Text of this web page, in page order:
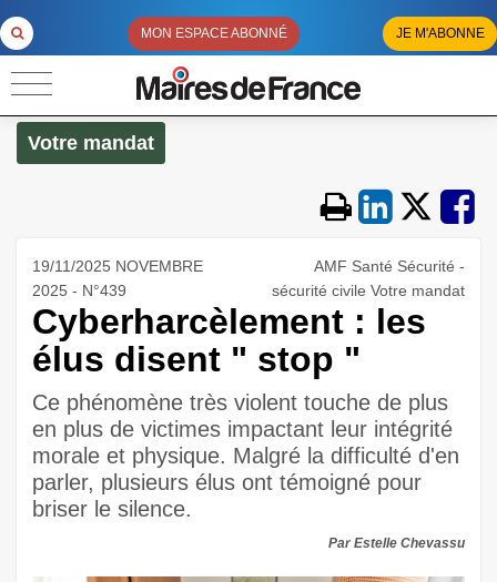
MON ESPACE ABONNÉ JE M'ABONNE
Votre mandat
19/11/2025 NOVEMBRE
2025 - N°439
AMF Santé Sécurité -
sécurité civile Votre mandat
Cyberharcèlement : les
élus disent " stop "
Ce phénomène très violent touche de plus
en plus de victimes impactant leur intégrité
morale et physique. Malgré la difficulté d'en
parler, plusieurs élus ont témoigné pour
briser le silence.
Par Estelle Chevassu